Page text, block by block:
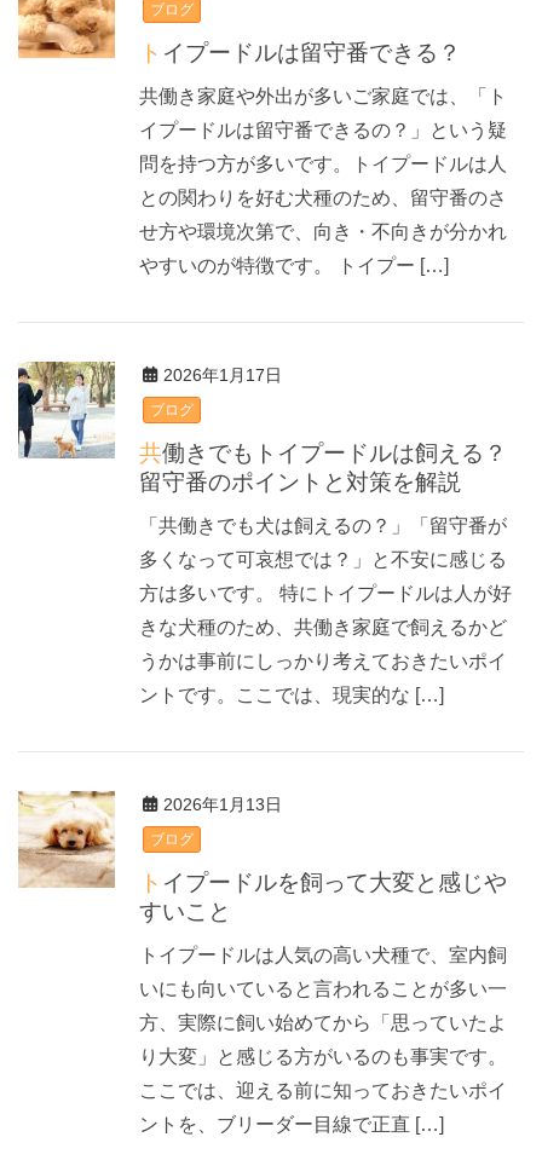
ブログ
トイプードルは留守番できる？
共働き家庭や外出が多いご家庭では、「ト
イプードルは留守番できるの？」という疑
問を持つ方が多いです。トイプードルは人
との関わりを好む犬種のため、留守番のさ
せ方や環境次第で、向き・不向きが分かれ
やすいのが特徴です。 トイプー […]
2026年1月17日
ブログ
共働きでもトイプードルは飼える？
留守番のポイントと対策を解説
「共働きでも犬は飼えるの？」「留守番が
多くなって可哀想では？」と不安に感じる
方は多いです。 特にトイプードルは人が好
きな犬種のため、共働き家庭で飼えるかど
うかは事前にしっかり考えておきたいポイ
ントです。ここでは、現実的な […]
2026年1月13日
ブログ
トイプードルを飼って大変と感じや
すいこと
トイプードルは人気の高い犬種で、室内飼
いにも向いていると言われることが多い一
方、実際に飼い始めてから「思っていたよ
り大変」と感じる方がいるのも事実です。
ここでは、迎える前に知っておきたいポイ
ントを、ブリーダー目線で正直 […]